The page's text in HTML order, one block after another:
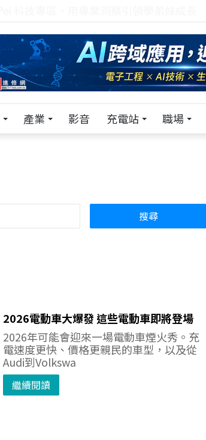
產業 影音 充電站 職場
2026電動車大爆發 這些電動車即將登場
2026年可能會迎來一場電動車煙火秀。充
電速度更快、價格更親民的車型，以及從
Audi到Volkswa
繼續閱讀